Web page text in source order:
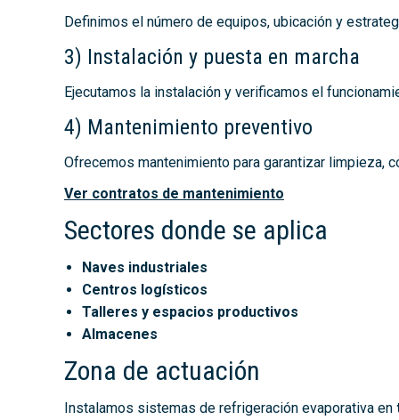
Definimos el número de equipos, ubicación y
3) Instalación y puesta en marcha
Ejecutamos la instalación y verificamos el
4) Mantenimiento preventivo
Ofrecemos mantenimiento para garantizar limpieza,
Ver contratos de mantenimiento
Sectores donde se aplica
Naves industriales
Centros logísticos
Talleres y espacios productivos
Almacenes
Zona de actuación
Instalamos sistemas de refrigeración evaporativa en